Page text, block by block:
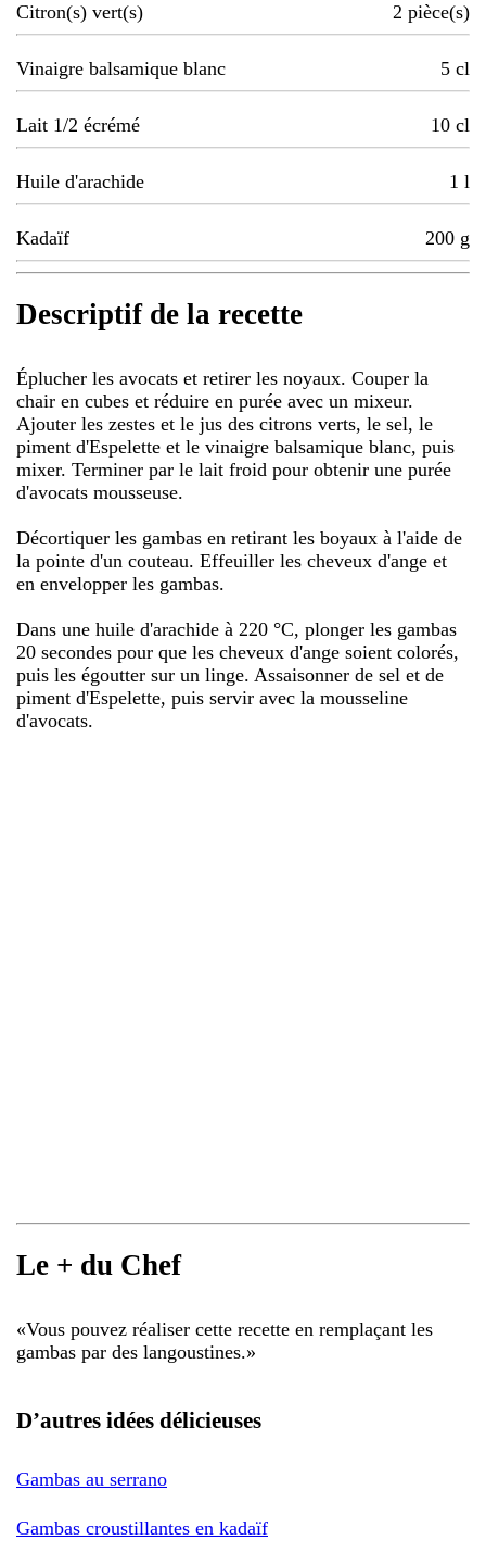
Citron(s) vert(s) 2 pièce(s)
Vinaigre balsamique blanc 5 cl
Lait 1/2 écrémé 10 cl
Huile d'arachide 1 l
Kadaïf 200 g
Descriptif de la recette
Éplucher les avocats et retirer les noyaux. Couper la
chair en cubes et réduire en purée avec un mixeur.
Ajouter les zestes et le jus des citrons verts, le sel, le
piment d'Espelette et le vinaigre balsamique blanc, puis
mixer. Terminer par le lait froid pour obtenir une purée
d'avocats mousseuse.
Décortiquer les gambas en retirant les boyaux à l'aide de
la pointe d'un couteau. Effeuiller les cheveux d'ange et
en envelopper les gambas.
Dans une huile d'arachide à 220 °C, plonger les gambas
20 secondes pour que les cheveux d'ange soient colorés,
puis les égoutter sur un linge. Assaisonner de sel et de
piment d'Espelette, puis servir avec la mousseline
d'avocats.
Le + du Chef
«Vous pouvez réaliser cette recette en remplaçant les
gambas par des langoustines.»
D’autres idées délicieuses
Gambas au serrano
Gambas croustillantes en kadaïf